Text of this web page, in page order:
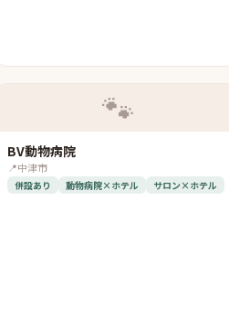
🐾
BV動物病院
📍中津市
併設あり 動物病院×ホテル サロン×ホテル